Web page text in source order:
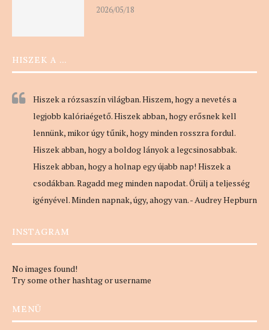
2026/05/18
HISZEK A …
Hiszek a rózsaszín világban. Hiszem, hogy a nevetés a
legjobb kalóriaégető. Hiszek abban, hogy erősnek kell
lennünk, mikor úgy tűnik, hogy minden rosszra fordul.
Hiszek abban, hogy a boldog lányok a legcsinosabbak.
Hiszek abban, hogy a holnap egy újabb nap! Hiszek a
csodákban. Ragadd meg minden napodat. Örülj a teljesség
igényével. Minden napnak, úgy, ahogy van. - Audrey Hepburn
INSTAGRAM
No images found!
Try some other hashtag or username
MENÜ